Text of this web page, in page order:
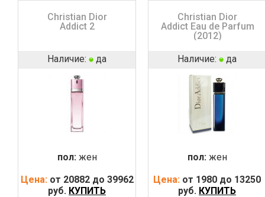
Christian Dior
Addict 2
Наличие: да
пол: жен
Цена: от 20882 до 39962
руб. КУПИТЬ
Christian Dior
Addict Eau de Parfum
(2012)
Наличие: да
пол: жен
Цена: от 1980 до 13250
руб. КУПИТЬ